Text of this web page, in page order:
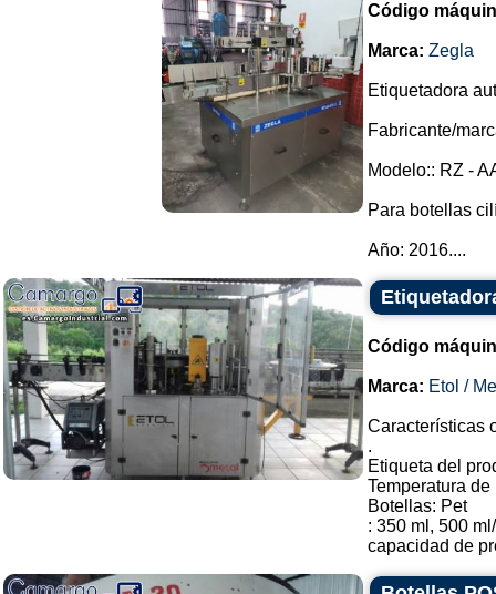
Código
Marca: Zegla
Etiquetadora
Fabricante/
Modelo:: RZ -
Para botellas
Año: 2016....
Código
Marca: Etol /
Características
.
Etiqueta del
Temperatura
Botellas: Pet
: 350 ml, 500
capacidad de